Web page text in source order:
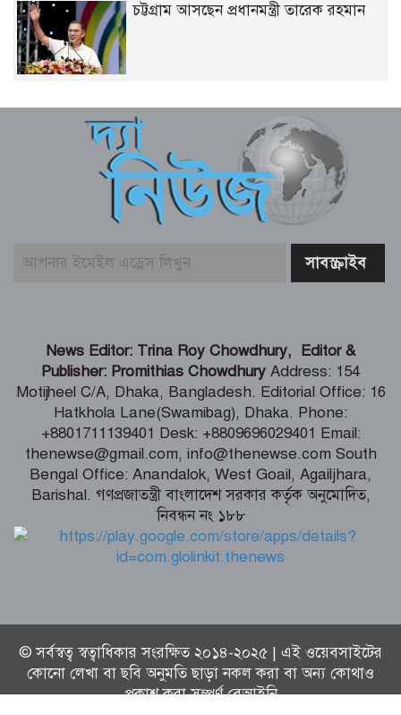
চট্টগ্রাম আসছেন প্রধানমন্ত্রী তারেক রহমান
বাবার ভবিষ্যৎ স্বপ্নের সমাধি
জুলাই আন্দোলনের ত্যাগকে চূড়ান্ত পর্যায়ে
নিয়ে যেতে হবে – তথ্যমন্ত্রী
পুলিশ কর্মকর্তাদের নিয়ে অপপ্রচার, কঠোর
শিগগিরই শুরু হবে তিস্তা মহাপরিকল্পনা
বাস্তবায়নের কাজ – পানি সম্পদ মন্ত্রী
সংবাদপত্র সমাজের দর্পণ – মৎস্য ও
প্রাণিসম্পদ প্রতিমন্ত্রী
শেখ হাসিনা কি বেঁচে আছেন, না কি মারা
গেছেন- রাশেদ খাঁন
News Editor: Trina Roy Chowdhury, Editor &
Publisher: Promithias Chowdhury Address: 154
Motijheel C/A, Dhaka, Bangladesh. Editorial Office: 16
Hatkhola Lane(Swamibag), Dhaka. Phone:
+8801711139401 Desk: +8809696029401 Email:
thenewse@gmail.com, info@thenewse.com South
Bengal Office: Anandalok, West Goail, Agailjhara,
Barishal. গণপ্রজাতন্ত্রী বাংলাদেশ সরকার কর্তৃক অনুমোদিত,
নিবন্ধন নং ১৮৮
© সর্বস্বত্ব স্বত্বাধিকার সংরক্ষিত ২০১৪-২০২৫ | এই ওয়েবসাইটের
কোনো লেখা বা ছবি অনুমতি ছাড়া নকল করা বা অন্য কোথাও
প্রকাশ করা সম্পূর্ণ বেআইনি